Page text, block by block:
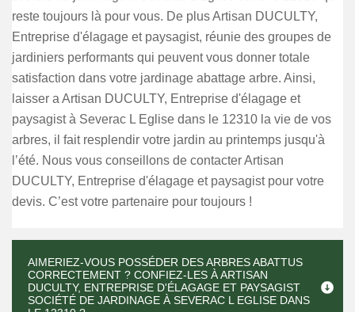
reste toujours là pour vous. De plus Artisan DUCULTY,
Entreprise d'élagage et paysagist, réunie des groupes de
jardiniers performants qui peuvent vous donner totale
satisfaction dans votre jardinage abattage arbre. Ainsi,
laisser a Artisan DUCULTY, Entreprise d'élagage et
paysagist à Severac L Eglise dans le 12310 la vie de vos
arbres, il fait resplendir votre jardin au printemps jusqu'à
l’été. Nous vous conseillons de contacter Artisan
DUCULTY, Entreprise d'élagage et paysagist pour votre
devis. C’est votre partenaire pour toujours !
AIMERIEZ-VOUS POSSÉDER DES ARBRES ABATTUS
CORRECTEMENT ? CONFIEZ-LES À ARTISAN
DUCULTY, ENTREPRISE D'ÉLAGAGE ET PAYSAGIST
SOCIÉTÉ DE JARDINAGE À SEVERAC L EGLISE DANS